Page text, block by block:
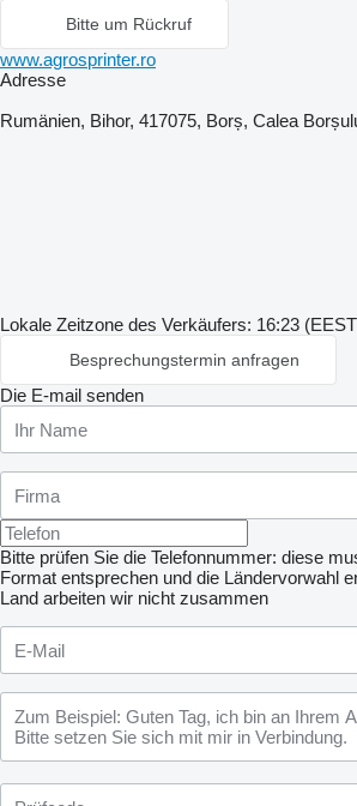
Bitte um Rückruf
www.agrosprinter.ro
Adresse
Rumänien, Bihor, 417075, Borș, Calea
Lokale Zeitzone des Verkäufers: 16:23
Besprechungstermin anfragen
Die E-mail senden
Bitte prüfen Sie die Telefonnummer: diese
Format entsprechen und die Ländervorwahl
Land arbeiten wir nicht zusammen